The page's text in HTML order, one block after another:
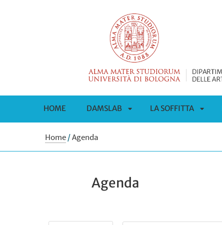
HOME DAMSLAB LA SOFFITTA
Home/Agenda
Agenda